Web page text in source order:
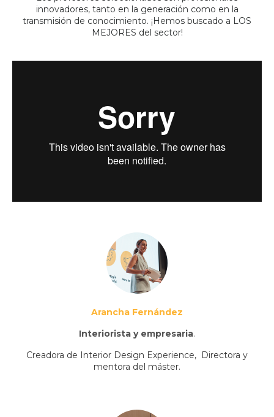
innovadores, tanto en la generación como en la
transmisión de conocimiento. ¡Hemos buscado a LOS
MEJORES del sector!
Arancha Fernández
Interiorista y empresaria.
Creadora de Interior Design Experience, Directora y
mentora del máster.